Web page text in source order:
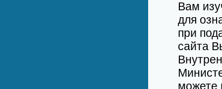
Вам
для
при
сайта
можете